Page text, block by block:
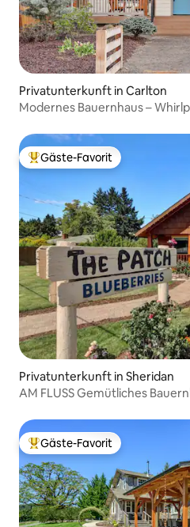
Privatunterkunft in Carlton
Modernes Bauernhaus –
Beliebter Gäste-Favorit.
Gäste-Favorit
Privatunterkunft in Sheridan
AM FLUSS Gemütliches
Beliebter Gäste-Favorit.
Gäste-Favorit